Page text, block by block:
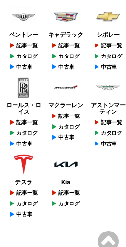
ベントレー
記事一覧
カタログ
中古車
キャデラック
記事一覧
カタログ
中古車
シボレー
記事一覧
カタログ
中古車
ロールス・ロ
イス
記事一覧
カタログ
中古車
マクラーレン
記事一覧
カタログ
中古車
アストンマー
ティン
記事一覧
カタログ
中古車
テスラ
記事一覧
カタログ
中古車
Kia
記事一覧
カタログ